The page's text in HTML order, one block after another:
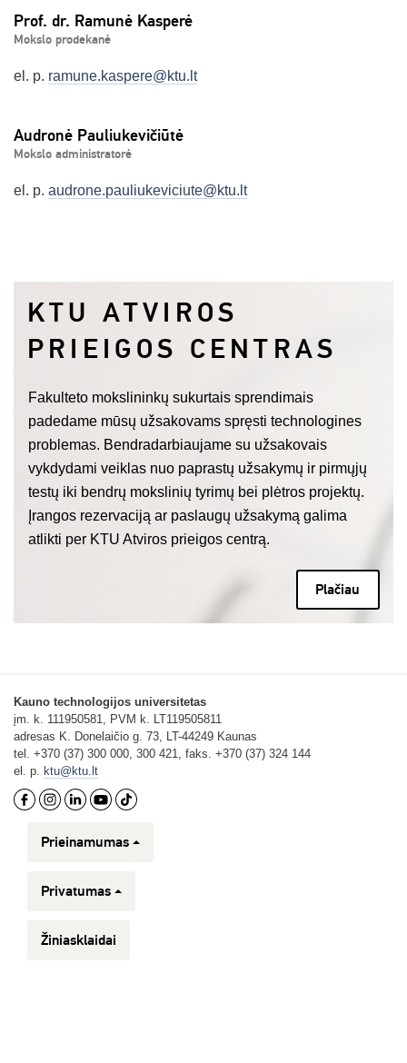
Prof. dr. Ramunė Kasperė
Mokslo prodekanė
el. p. ramune.kaspere@ktu.lt
Audronė Pauliukevičiūtė
Mokslo administratorė
el. p. audrone.pauliukeviciute@ktu.lt
KTU ATVIROS
PRIEIGOS CENTRAS
Fakulteto mokslininkų sukurtais sprendimais
padedame mūsų užsakovams spręsti technologines
problemas. Bendradarbiaujame su užsakovais
vykdydami veiklas nuo paprastų užsakymų ir pirmųjų
testų iki bendrų mokslinių tyrimų bei plėtros projektų.
Įrangos rezervaciją ar paslaugų užsakymą galima
atlikti per KTU Atviros prieigos centrą.
Plačiau
Kauno technologijos universitetas
įm. k. 111950581, PVM k. LT119505811
adresas K. Donelaičio g. 73, LT-44249 Kaunas
tel. +370 (37) 300 000, 300 421, faks. +370 (37) 324 144
el. p. ktu@ktu.lt
Prieinamumas
Privatumas
Žiniasklaidai